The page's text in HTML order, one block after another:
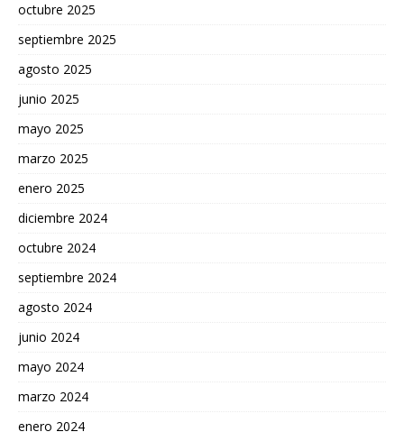
octubre 2025
septiembre 2025
agosto 2025
junio 2025
mayo 2025
marzo 2025
enero 2025
diciembre 2024
octubre 2024
septiembre 2024
agosto 2024
junio 2024
mayo 2024
marzo 2024
enero 2024